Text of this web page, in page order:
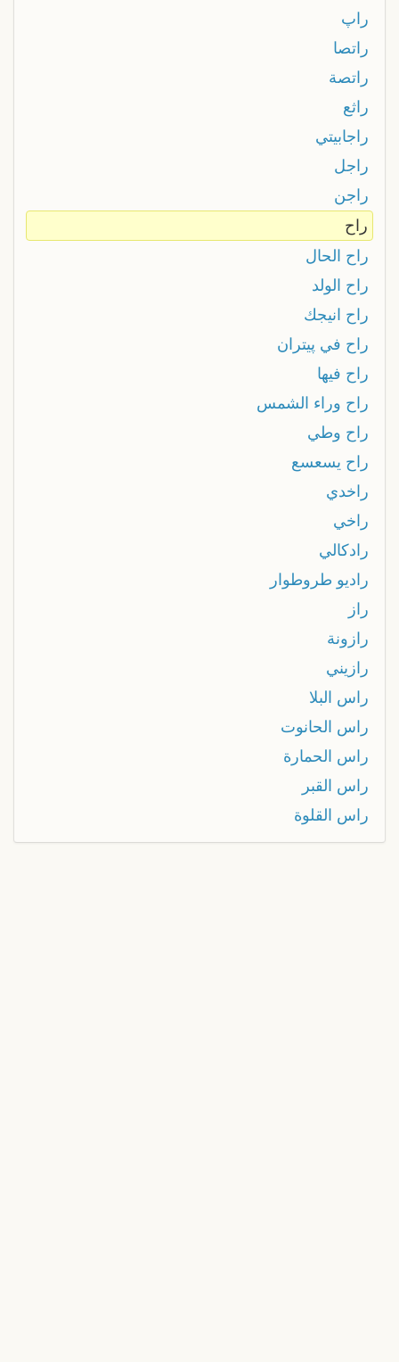
راپ
راتصا
راتصة
راثع
راجابيتي
راجل
راجن
راح
راح الحال
راح الولد
راح انيجك
راح في پيتران
راح فيها
راح وراء الشمس
راح وطي
راح يسعسع
راخدي
راخي
رادكالي
راديو طروطوار
راز
رازونة
رازيني
راس البلا
راس الحانوت
راس الحمارة
راس القبر
راس القلوة